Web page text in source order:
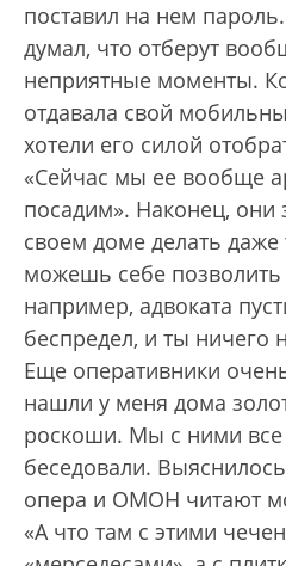
поставил на нем
думал, что отберут
неприятные моменты.
отдавала свой
хотели его силой
«Сейчас мы ее вообще
посадим». Наконец, они
своем доме делать
можешь себе
например, адвоката
беспредел, и ты ничего
Еще оперативники
нашли у меня дома
роскоши. Мы с ними все
беседовали.
опера и ОМОН читают
«А что там с этими